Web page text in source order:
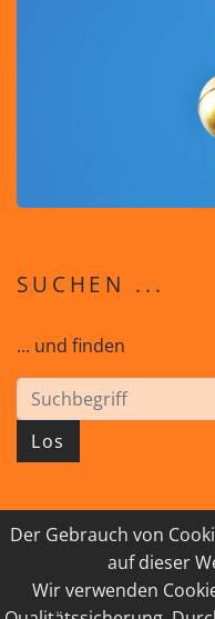
Der Gebrauch von
auf dieser
Wir verwenden
SUCHEN ...
... und finden
Los
© 2026
IMPRESSUM